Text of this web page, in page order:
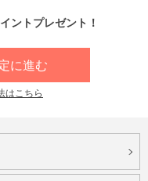
ントプレゼント！
に進む
はこちら